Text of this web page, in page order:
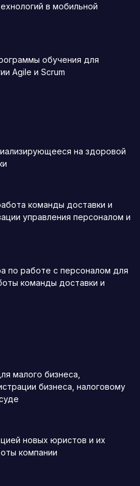
в мобильной
обучения для
Agile и Scrum
на здоровой
команды доставки и
управления персоналом и
по работе с персоналом для
команды доставки и
малого бизнеса,
бизнеса, налоговому
новых юристов и их
компании